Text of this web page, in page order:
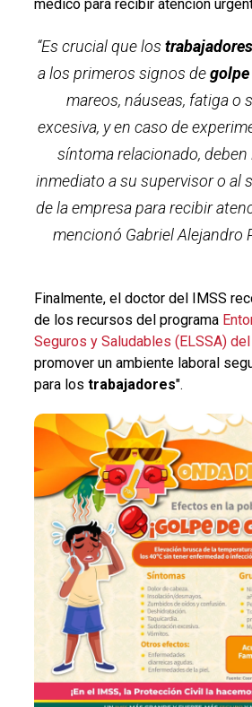
médico para recibir atención
“Es crucial que los trabajadores
a los primeros signos degolpe
mareos, náuseas, fatiga o
excesiva, y en caso de
síntoma relacionado,
inmediato a su supervisor o al
de la empresa para recibir
mencionó Gabriel Alejandro
Finalmente, el doctor del IMSS
de los recursos del programa
Seguros y Saludables (ELSSA) del
promover un ambiente laboral
para los trabajadores".